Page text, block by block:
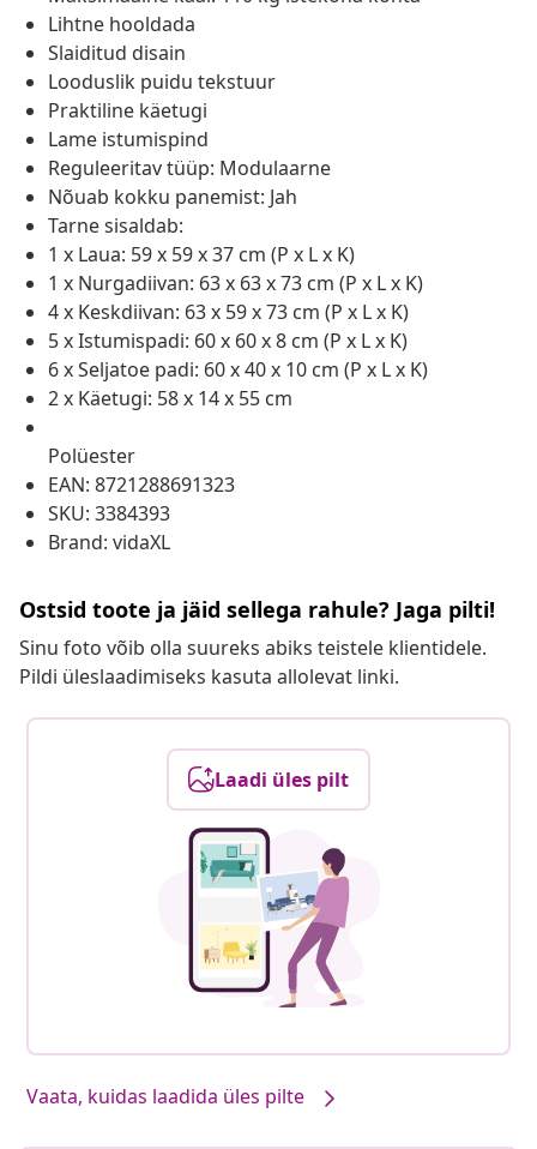
Lihtne hooldada
Slaiditud disain
Looduslik puidu tekstuur
Praktiline käetugi
Lame istumispind
Reguleeritav tüüp: Modulaarne
Nõuab kokku panemist: Jah
Tarne sisaldab:
1 x Laua: 59 x 59 x 37 cm (P x L x K)
1 x Nurgadiivan: 63 x 63 x 73 cm (P x L x K)
4 x Keskdiivan: 63 x 59 x 73 cm (P x L x K)
5 x Istumispadi: 60 x 60 x 8 cm (P x L x K)
6 x Seljatoe padi: 60 x 40 x 10 cm (P x L x K)
2 x Käetugi: 58 x 14 x 55 cm
Polüester
EAN: 8721288691323
SKU: 3384393
Brand: vidaXL
Ostsid toote ja jäid sellega rahule? Jaga pilti!
Sinu foto võib olla suureks abiks teistele klientidele.
Pildi üleslaadimiseks kasuta allolevat linki.
Laadi üles pilt
Vaata, kuidas laadida üles pilte